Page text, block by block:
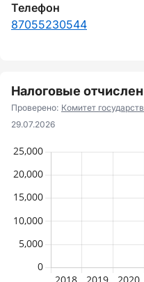
Телефон
87055230544
Налоговые
Проверено: Комитет
29.07.2026